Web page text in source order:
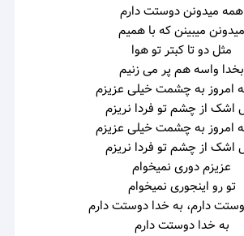
همه میدونن دوستت دارم
میدونن میبینن که با همیم
مثل دو تا کبتر تو هوا
بخدا واسه هم پر می زنیم
امروز به چشمت خیلی عزیزم
اشک از چشم تو فردا نریزم
امروز به چشمت خیلی عزیزم
اشک از چشم تو فردا نریزم
عزیزم دوری نمیخوام
تو رو اینجوری نمیخوام
دارم، به خدا دوستت دارم
به خدا دوستت دارم